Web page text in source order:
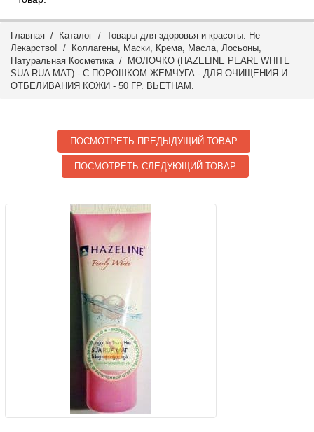
Главная / Каталог / Товары для здоровья и красоты. Не
Лекарство! /
Коллагены, Маски, Крема, Масла, Лосьоны,
Натуральная Косметика/ МОЛОЧКО (HAZELINE PEARL WHITE
SUA RUA MAT) - С ПОРОШКОМ ЖЕМЧУГА - ДЛЯ ОЧИЩЕНИЯ И
ОТБЕЛИВАНИЯ КОЖИ - 50 ГР. ВЬЕТНАМ.
ПОСМОТРЕТЬ ПРЕДЫДУЩИЙ ТОВАР
ПОСМОТРЕТЬ СЛЕДУЮЩИЙ ТОВАР